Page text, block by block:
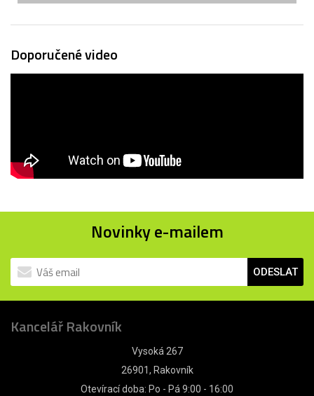
Doporučené video
Novinky e-mailem
ODESLAT
Kancelář Rakovník
Vysoká 267
26901, Rakovník
Otevírací doba: Po - Pá 9:00 - 16:00